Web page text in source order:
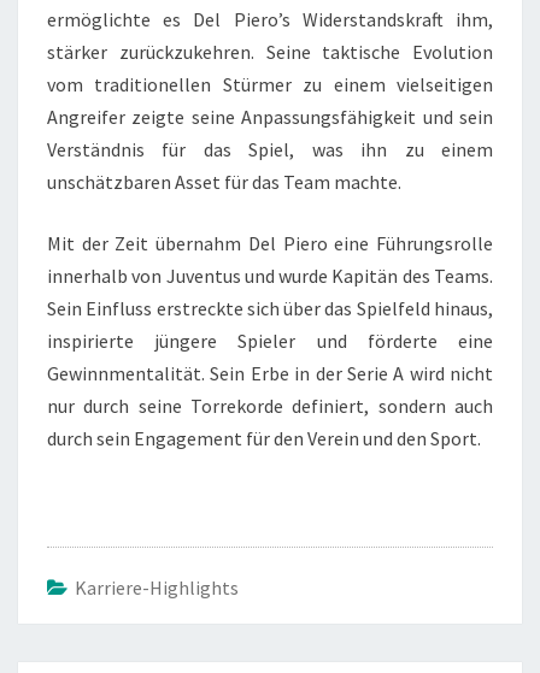
ermöglichte es Del Piero’s Widerstandskraft ihm,
stärker zurückzukehren. Seine taktische Evolution
vom traditionellen Stürmer zu einem vielseitigen
Angreifer zeigte seine Anpassungsfähigkeit und sein
Verständnis für das Spiel, was ihn zu einem
unschätzbaren Asset für das Team machte.
Mit der Zeit übernahm Del Piero eine Führungsrolle
innerhalb von Juventus und wurde Kapitän des Teams.
Sein Einfluss erstreckte sich über das Spielfeld hinaus,
inspirierte jüngere Spieler und förderte eine
Gewinnmentalität. Sein Erbe in der Serie A wird nicht
nur durch seine Torrekorde definiert, sondern auch
durch sein Engagement für den Verein und den Sport.
Karriere-Highlights